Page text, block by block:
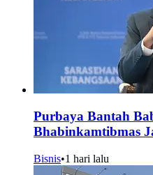
Purbaya Bantah
Bhabinkamtibmas
Bisnis•1 hari lalu